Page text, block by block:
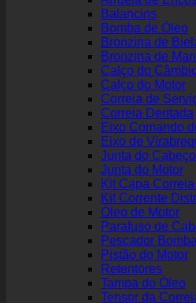
Balancins
Bomba de Óleo
Bronzina de
Bronzina de
Calço do
Calço do Motor
Correia de
Correia Dentada
Eixo Comando
Eixo de
Junta do
Junta do Motor
Kit Capa
Kit Corrente
Óleo de Motor
Parafuso de
Pescador
Pistão do Motor
Retentores
Tampa do Óleo
Tensor da